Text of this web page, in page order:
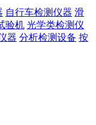
自行车检测仪器 滑
验机 光学类检测仪
器 分析检测设备 按